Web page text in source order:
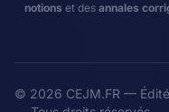
notions et des annales
© 2026 CEJM.FR —